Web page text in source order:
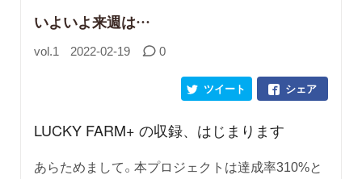
いよいよ来週は…
vol.1 2022-02-19 0
シェア
ツイート
LUCKY FARM+ の収録、はじまります
あらためまして。本プロジェクトは達成率310%と